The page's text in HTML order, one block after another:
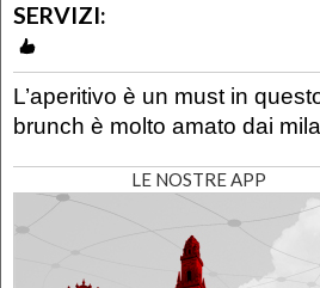
SERVIZI:
L’aperitivo è un must in
brunch è molto amato dai
LE NOSTRE APP